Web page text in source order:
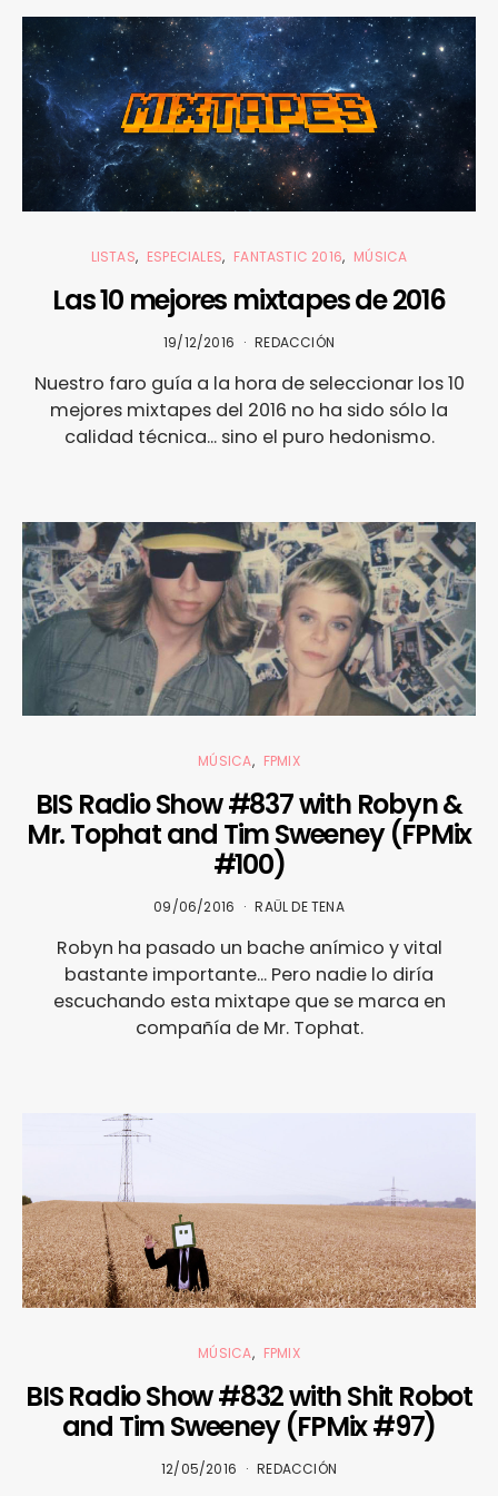
LISTAS ESPECIALES FANTASTIC 2016 MÚSICA
Las 10 mejores mixtapes de 2016
19/12/2016 REDACCIÓN
Nuestro faro guía a la hora de seleccionar los 10
mejores mixtapes del 2016 no ha sido sólo la
calidad técnica... sino el puro hedonismo.
MÚSICA FPMIX
BIS Radio Show #837 with Robyn &
Mr. Tophat and Tim Sweeney (FPMix
#100)
09/06/2016 RAÜL DE TENA
Robyn ha pasado un bache anímico y vital
bastante importante... Pero nadie lo diría
escuchando esta mixtape que se marca en
compañía de Mr. Tophat.
MÚSICA FPMIX
BIS Radio Show #832 with Shit Robot
and Tim Sweeney (FPMix #97)
12/05/2016 REDACCIÓN